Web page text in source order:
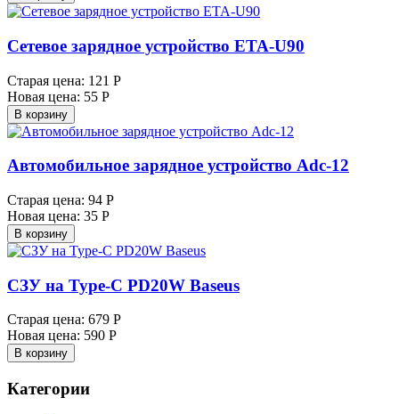
Сетевое зарядное устройство ETA-U90
Старая цена: 121 Р
Новая цена: 55 Р
В корзину
Автомобильное зарядное устройство Adc-12
Старая цена: 94 Р
Новая цена: 35 Р
В корзину
СЗУ на Type-C PD20W Baseus
Старая цена: 679 Р
Новая цена: 590 Р
В корзину
Категории